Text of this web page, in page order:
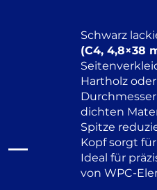
Schwarz
(C4, 4,8×38
Hartholz
dichten
Spitze
Kopf sorgt
Ideal für
von WPC-